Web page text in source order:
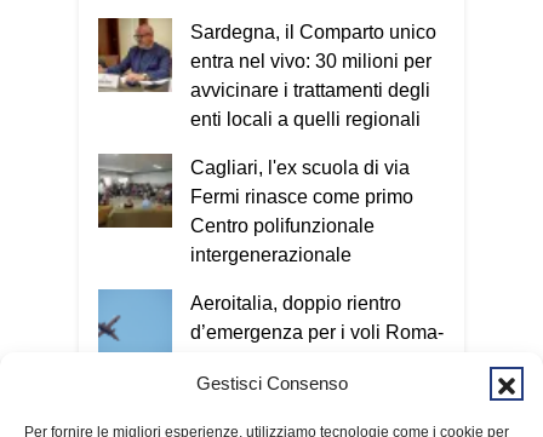
Gestisci Consenso
Per fornire le migliori esperienze, utilizziamo tecnologie come i cookie per
probabile che si tratti di una truffa. In
questi casi bisogna contattare un
familiare o chiamare il 112.Oggi le
truffe arrivano sempre più spesso
Esatto. Oggi il criminale non ha più un
volto e può colpire in qualsiasi
momento. Nel Vademecum non uso
termini tecnici, perché quello che conta
è capire il meccanismo: qualunque sia il
metodo utilizzato, l’obiettivo è sempre
entrare nella nostra vita e ottenere
denaro o informazioni personali. Per
gratuitamente il Vademecum dal sito
Sardegna, il Comparto unico
entra nel vivo: 30 milioni per
avvicinare i trattamenti degli
enti locali a quelli regionali
Cagliari, l'ex scuola di via
Fermi rinasce come primo
Centro polifunzionale
intergenerazionale
Aeroitalia, doppio rientro
d’emergenza per i voli Roma-